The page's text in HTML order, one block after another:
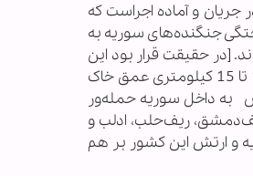
جریان و آماده اجراست که
جنگنده‌های سوریه به
[در حقیقت قرار بود این
پدافندها بمباران شود] قرار بود این کارها برای ایجاد منطقه حائل در مرز سوریه و ترکیه در عمق 10 تا 15 کیلومتری عمق خاک
به داخل سوریه حمله‌ور
ریف‌حلب، ادلب و
و ارتش این کشور بر هم